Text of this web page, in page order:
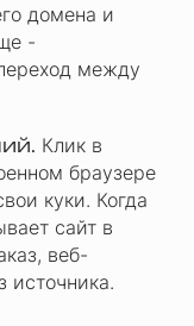
домена и
-
между
Клик в
браузере
куки. Когда
сайт в
веб-
источника.